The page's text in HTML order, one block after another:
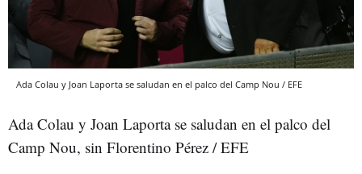
Ada Colau y Joan Laporta se saludan en el palco del Camp Nou / EFE
Ada Colau y Joan Laporta se saludan en el palco del
Camp Nou, sin Florentino Pérez / EFE